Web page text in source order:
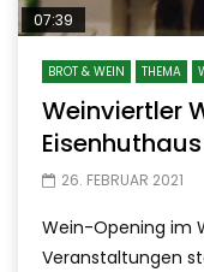
07:39
BROT & WEIN THEMA
Weinviertler
26. FEBRUAR 2021
Wein-Opening im
Veranstaltungen